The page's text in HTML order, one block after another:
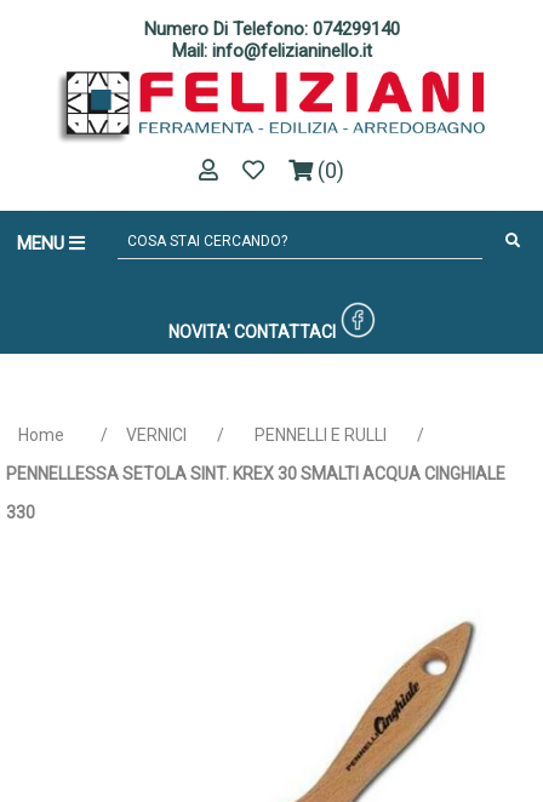
Numero Di Telefono: 074299140
Mail: info@felizianinello.it
(0)
MENU
NOVITA' CONTATTACI
Home / VERNICI / PENNELLI E RULLI
/
PENNELLESSA SETOLA SINT. KREX 30 SMALTI ACQUA CINGHIALE
330